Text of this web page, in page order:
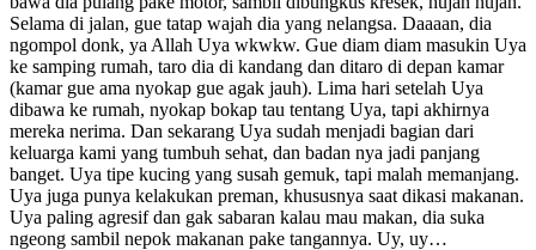
Selama di jalan, gue tatap wajah dia yang nelangsa. Daaaan, dia
ngompol donk, ya Allah Uya wkwkw. Gue diam diam masukin Uya
ke samping rumah, taro dia di kandang dan ditaro di depan kamar
(kamar gue ama nyokap gue agak jauh). Lima hari setelah Uya
dibawa ke rumah, nyokap bokap tau tentang Uya, tapi akhirnya
mereka nerima. Dan sekarang Uya sudah menjadi bagian dari
keluarga kami yang tumbuh sehat, dan badan nya jadi panjang
banget. Uya tipe kucing yang susah gemuk, tapi malah memanjang.
Uya juga punya kelakukan preman, khususnya saat dikasi makanan.
Uya paling agresif dan gak sabaran kalau mau makan, dia suka
ngeong sambil nepok makanan pake tangannya. Uy, uy…